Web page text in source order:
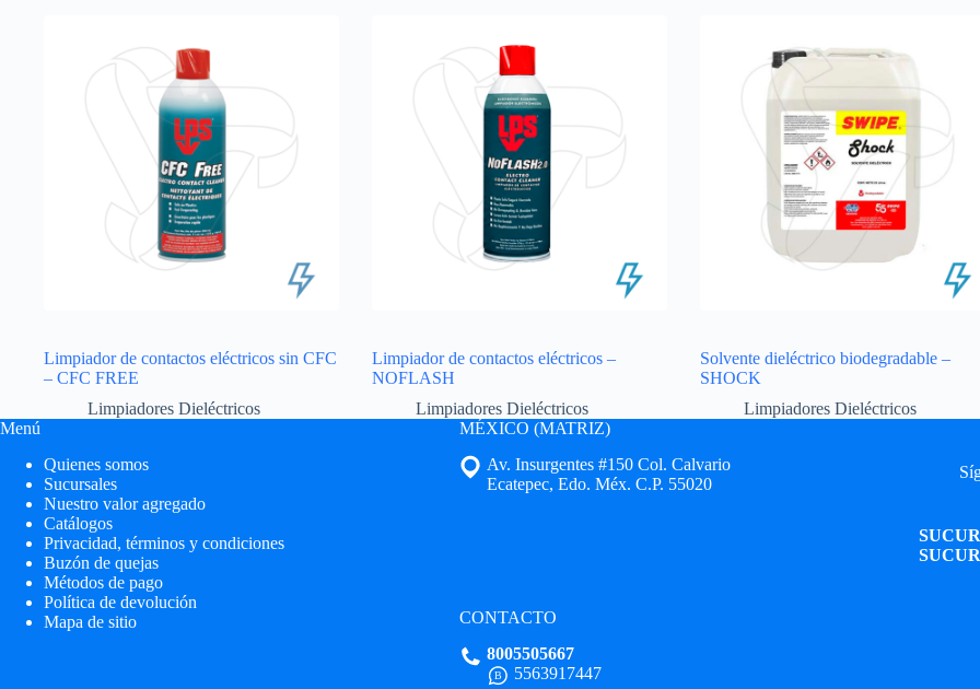
Limpiador de contactos eléctricos sin CFC
– CFC FREE
Limpiadores Dieléctricos
Limpiador de contactos eléctricos –
NOFLASH
Limpiadores Dieléctricos
Solvente dieléctrico biodegradable –
SHOCK
Limpiadores Dieléctricos
Menú
Quienes somos
Sucursales
Nuestro valor agregado
Catálogos
Privacidad, términos y condiciones
Buzón de quejas
Métodos de pago
Política de devolución
Mapa de sitio
MÉXICO (MATRIZ)
Av. Insurgentes #150 Col. Calvario
Ecatepec, Edo. Méx. C.P. 55020
CONTACTO
8005505667
5563917447